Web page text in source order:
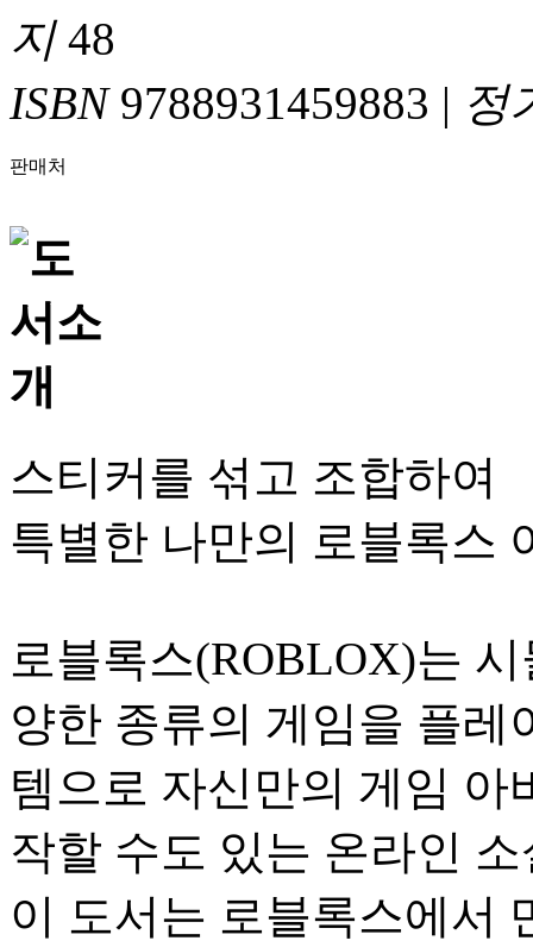
지48
ISBN9788931459883 | 정
판매처
스티커를 섞고 조합하여
특별한 나만의 로블록스
로블록스(ROBLOX)는
양한 종류의 게임을 플레
템으로 자신만의 게임 아
작할 수도 있는 온라인
이 도서는 로블록스에서